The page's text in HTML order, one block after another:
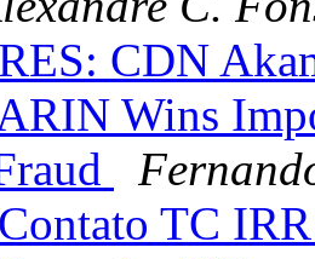
CDN
Wins
TC